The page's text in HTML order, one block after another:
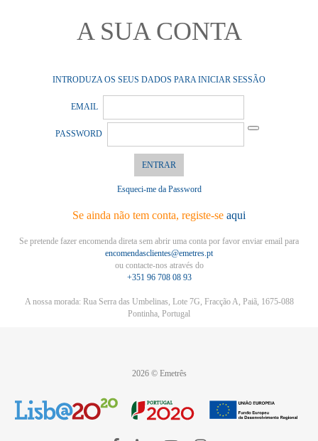
A SUA CONTA
INTRODUZA OS SEUS DADOS PARA INICIAR SESSÃO
EMAIL
PASSWORD
ENTRAR
Esqueci-me da Password
Se ainda não tem conta, registe-se aqui
Se pretende fazer encomenda direta sem abrir uma conta por favor enviar email para
encomendasclientes@emetres.pt
ou contacte-nos através do
+351 96 708 08 93
A nossa morada: Rua Serra das Umbelinas, Lote 7G, Fracção A, Paiã, 1675-088
Pontinha, Portugal
2026 © Emetrês